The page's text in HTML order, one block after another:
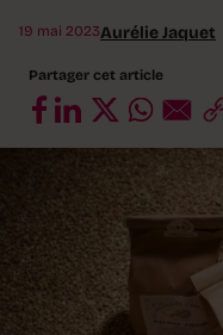
19 mai 2023Aurélie Jaquet
Partager cet article